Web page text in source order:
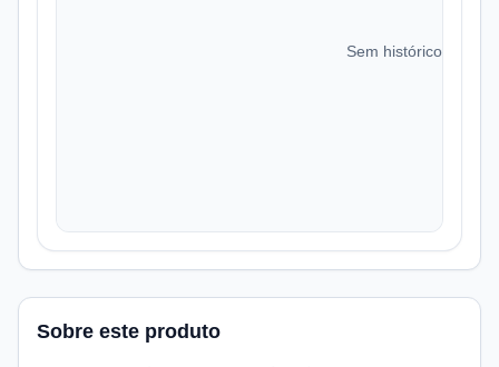
Sem histórico de
Sobre este produto